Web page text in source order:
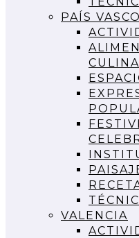
PAÍS VASCO
VALENCIA